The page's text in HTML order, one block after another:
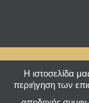
Η ιστοσελίδα
περιήγηση των